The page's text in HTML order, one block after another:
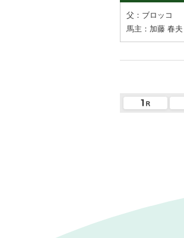
父：ブロッコ
馬主：加藤 春夫